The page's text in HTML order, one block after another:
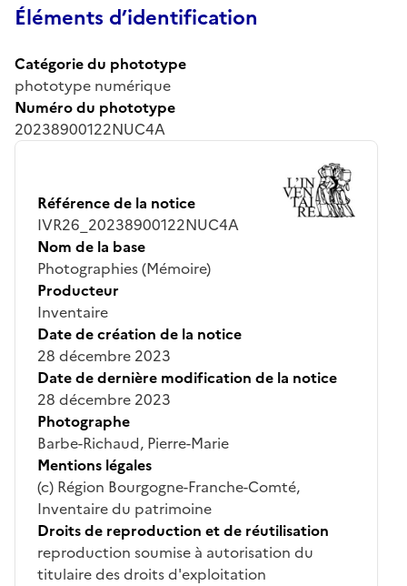
Éléments d’identification
Catégorie du phototype
phototype numérique
Numéro du phototype
20238900122NUC4A
Référence de la notice
IVR26_20238900122NUC4A
Nom de la base
Photographies (Mémoire)
Producteur
Inventaire
Date de création de la notice
28 décembre 2023
Date de dernière modification de la notice
28 décembre 2023
Photographe
Barbe-Richaud, Pierre-Marie
Mentions légales
(c) Région Bourgogne-Franche-Comté,
Inventaire du patrimoine
Droits de reproduction et de réutilisation
reproduction soumise à autorisation du
titulaire des droits d'exploitation